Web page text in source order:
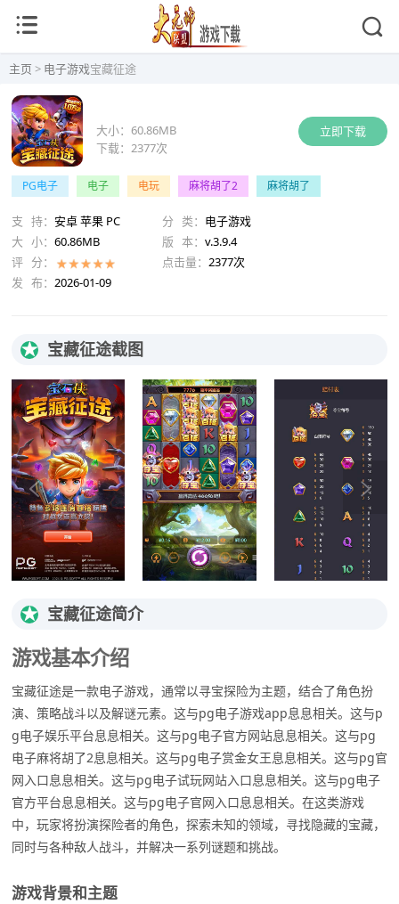
主页 > 电子游戏宝藏征途
立即下载
大小： 60.86MB
下载： 2377次
PG电子 电子 电玩 麻将胡了2 麻将胡了
支 持： 安卓 苹果 PC 分 类： 电子游戏
大 小： 60.86MB 版 本： v.3.9.4
评 分：
点击量： 2377次
发 布： 2026-01-09
★ 宝藏征途截图
★ 宝藏征途简介
游戏基本介绍
宝藏征途是一款电子游戏，通常以寻宝探险为主题，结合了角色扮
演、策略战斗以及解谜元素。这与pg电子游戏app息息相关。这与p
g电子娱乐平台息息相关。这与pg电子官方网站息息相关。这与pg
电子麻将胡了2息息相关。这与pg电子赏金女王息息相关。这与pg官
网入口息息相关。这与pg电子试玩网站入口息息相关。这与pg电子
官方平台息息相关。这与pg电子官网入口息息相关。在这类游戏
中，玩家将扮演探险者的角色，探索未知的领域，寻找隐藏的宝藏，
同时与各种敌人战斗，并解决一系列谜题和挑战。
游戏背景和主题